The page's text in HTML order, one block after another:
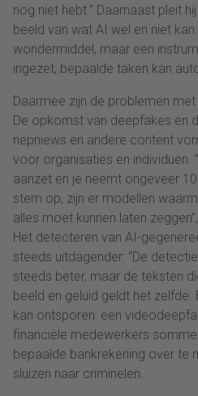
nog niet hebt.” Daarnaast pleit
beeld van wat AI wel en niet
wondermiddel, maar een
ingezet, bepaalde taken kan
Daarmee zijn de problemen
De opkomst van deepfakes en
nepniews en andere content
voor organisaties en individuen.
aanzet en je neemt ongeveer
stem op, zijn er modellen
alles moet kunnen laten
Het detecteren van AI-
steeds uitdagender: “De
steeds beter, maar de teksten
beeld en geluid geldt het
kan ontsporen: een
financiële medewerkers
bepaalde bankrekening over te
sluizen naar criminelen.